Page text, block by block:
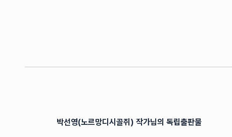
박선영(노르망디시골쥐) 작가님의 독립출판물